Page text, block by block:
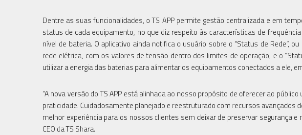
Dentre as suas funcionalidades, o TS APP permite gestão centralizada e em
status de cada equipamento, no que diz respeito às características de
nível de bateria. O aplicativo ainda notifica o usuário sobre o “Status de Rede”,
rede elétrica, com os valores de tensão dentro dos limites de operação, e o
utilizar a energia das baterias para alimentar os equipamentos conectados a ele,
“A nova versão do TS APP está alinhada ao nosso propósito de oferecer ao
praticidade. Cuidadosamente planejado e reestruturado com recursos avançados
melhor experiência para os nossos clientes sem deixar de preservar segurança e
CEO da TS Shara.